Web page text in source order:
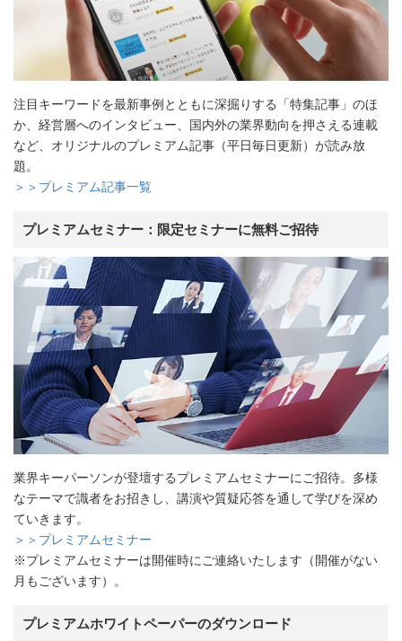
注目キーワードを最新事例とともに深掘りする「特集記事」のほ
か、経営層へのインタビュー、国内外の業界動向を押さえる連載
など、オリジナルのプレミアム記事（平日毎日更新）が読み放
題。
＞＞プレミアム記事一覧
プレミアムセミナー：限定セミナーに無料ご招待
業界キーパーソンが登壇するプレミアムセミナーにご招待。多様
なテーマで識者をお招きし、講演や質疑応答を通して学びを深め
ていきます。
＞＞プレミアムセミナー
※プレミアムセミナーは開催時にご連絡いたします（開催がない
月もございます）。
プレミアムホワイトペーパーのダウンロード